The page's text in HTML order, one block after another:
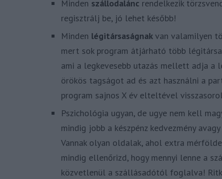
Minden szállodalánc rendelkezik
regisztrálj be, jó lehet később!
Minden légitársaságnakvan valamilyen
mert sok program átjárható több
ami a legkevesebb utazás mellett adja a
örökös tagságot ad és azt használni a
program sajnos X év elteltével
Pszichológia ugyan, de ugye nem kell
mindig jobb a készpénz kedvezmény avagy
Vannak olyan oldalak, ahol extra
mindig ellenőrizd, hogy mennyi lenne a
közvetlenül a szállásadótól foglalva!